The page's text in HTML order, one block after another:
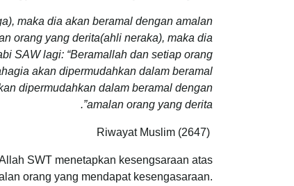
maka dia akan beramal dengan amalan
orang yang derita(ahli neraka), maka dia
SAW lagi: “Beramallah dan setiap orang
akan dipermudahkan dalam beramal
dipermudahkan dalam beramal dengan
amalan orang yang derita”.
SWT menetapkan kesengsaraan atas
orang yang mendapat kesengasaraan.